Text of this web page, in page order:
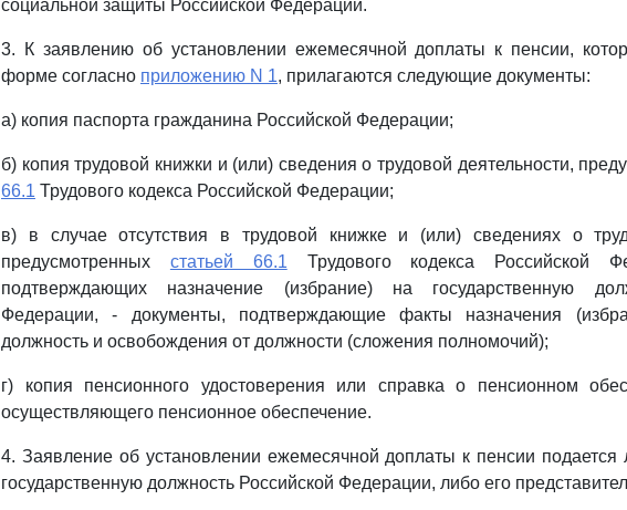
социальной защиты Российской Федерации.
3. К заявлению об установлении ежемесячной доплаты к пенсии,
форме согласно приложению N 1, прилагаются следующие документы:
а) копия паспорта гражданина Российской Федерации;
б) копия трудовой книжки и (или) сведения о трудовой деятельности,
66.1 Трудового кодекса Российской Федерации;
в) в случае отсутствия в трудовой книжке и (или) сведениях о
предусмотренных статьей 66.1 Трудового кодекса Российской
подтверждающих назначение (избрание) на государственную
Федерации, - документы, подтверждающие факты назначения
должность и освобождения от должности (сложения полномочий);
г) копия пенсионного удостоверения или справка о пенсионном
осуществляющего пенсионное обеспечение.
4. Заявление об установлении ежемесячной доплаты к пенсии
государственную должность Российской Федерации, либо его